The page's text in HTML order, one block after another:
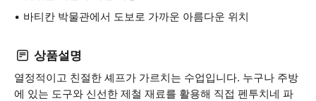
바티칸 박물관에서 도보로 가까운 아름다운 위치
상품설명
열정적이고 친절한 셰프가 가르치는 수업입니다. 누구나 주방
에 있는 도구와 신선한 제철 재료를 활용해 직접 펜투치네 파